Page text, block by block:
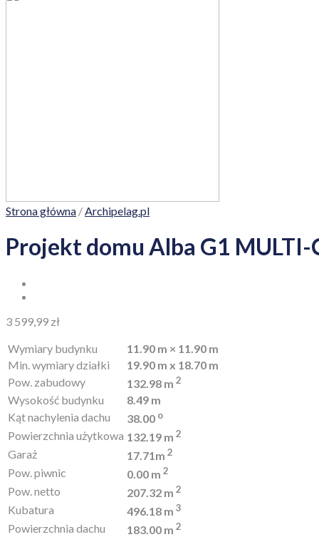
Strona główna /Archipelag.pl
Projekt domu Alba G1 MULTI-
3 599,99 zł
Wymiary budynku
11.90 m × 11.90 m
Min. wymiary działki
19.90 m x 18.70 m
Pow. zabudowy
132.98 m 2
Wysokość budynku
8.49 m
Kąt nachylenia dachu
38.00 o
Powierzchnia użytkowa 132.19 m 2
Garaż 17.71m 2
Pow. piwnic 0.00 m 2
Pow. netto 207.32 m 2
Kubatura 496.18 m 3
Powierzchnia dachu 183.00 m 2